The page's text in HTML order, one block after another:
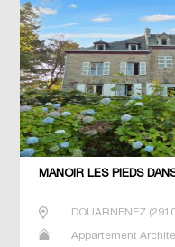
MANOIR LES PIEDS
DOUARNENEZ(
Appartement